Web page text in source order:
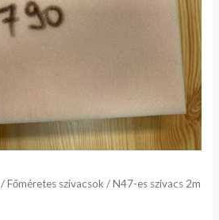
/Főméretes szivacsok / N47-es szivacs 2m